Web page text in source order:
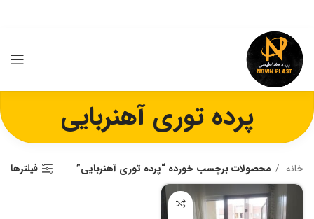
پرده توری آهنربایی
خانه محصولات برچسب خورده “پرده توری آهنربایی” فیلترها